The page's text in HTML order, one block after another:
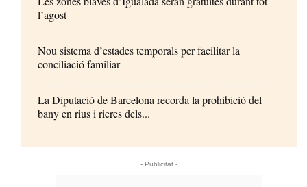
l’agost
Nou sistema d’estades temporals per facilitar la
conciliació familiar
La Diputació de Barcelona recorda la prohibició del
bany en rius i rieres dels...
- Publicitat -